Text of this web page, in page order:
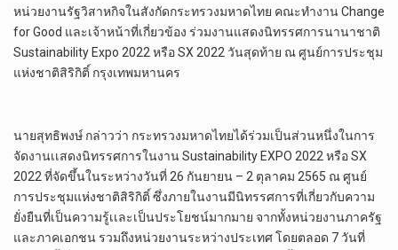
หน่วยงานรัฐวิสาหกิจในสังกัดกระทรวงมหาดไทย คณะทำงาน Change
for Good และเจ้าหน้าที่เกี่ยวข้อง ร่วมงานแสดงนิทรรศการนานาชาติ
Sustainability Expo 2022 หรือ SX 2022 วันสุดท้าย ณ ศูนย์การประชุม
แห่งชาติสิริกิติ์ กรุงเทพมหานคร
นายสุทธิพงษ์ กล่าวว่า กระทรวงมหาดไทยได้ร่วมเป็นส่วนหนึ่งในการ
จัดงานเเสดงนิทรรศการในงาน Sustainability EXPO 2022 หรือ SX
2022 ที่จัดขึ้นในระหว่างวันที่ 26 กันยายน – 2 ตุลาคม 2565 ณ ศูนย์
การประชุมแห่งชาติสิริกิติ์ ซึ่งภายในงานมีนิทรรศการที่เกี่ยวกับความ
ยั่งยืนที่เป็นความรู้เเละเป็นประโยชน์มากมาย จากทั้งหน่วยงานภาครัฐ
และภาคเอกชน รวมถึงหน่วยงานระหว่างประเทศ โดยตลอด 7 วันที่